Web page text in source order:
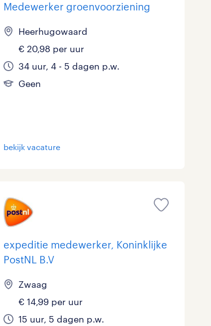
0
/ Verkoop
5
VWO 0
15
- 24 uur 13
- 40+ uur 3
met uitzicht op vast
Medewerker groenvoorziening
Heerhugowaard
€ 20,98 per uur
34 uur, 4 - 5 dagen p.w.
Geen
bekijk vacature
expeditie medewerker, Koninklijke
PostNL B.V
Zwaag
€ 14,99 per uur
15 uur, 5 dagen p.w.